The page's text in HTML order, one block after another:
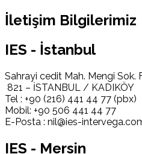
İletişim Bilgilerimiz
IES - İstanbul
Sahrayi cedit Mah. Mengi
821 – İSTANBUL / KADIKÖY
Tel : +90 (216) 441 44 77 (pbx)
Mobil: +90 506 441 44 77
E-Posta : nil@ies-
IES - Mersin